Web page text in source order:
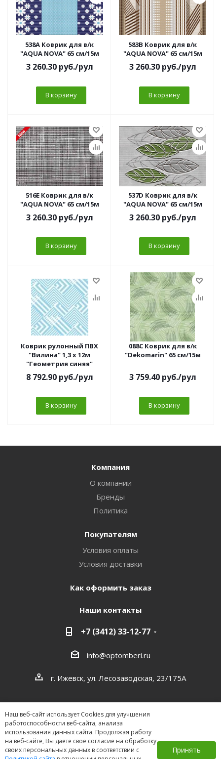
538A Коврик для в/к
"AQUA NOVA" 65 см/15м
3 260.30руб./рул
В корзину
583B Коврик для в/к
"AQUA NOVA" 65 см/15м
3 260.30руб./рул
В корзину
516E Коврик для в/к
"AQUA NOVA" 65 см/15м
3 260.30руб./рул
В корзину
537D Коврик для в/к
"AQUA NOVA" 65 см/15м
3 260.30руб./рул
В корзину
Коврик рулонный ПВХ
"Вилина" 1,3 х 12м
"Геометрия синяя"
8 792.90руб./рул
В корзину
088C Коврик для в/к
"Dekomarin" 65 см/15м
3 759.40руб./рул
В корзину
Наш веб-сайт использует Cookies для улучшения
работоспособности веб-сайта, анализа
использования данных сайта. Продолжая работу
на веб-сайте, Вы даете свое согласие на обработку
своих персональных данных в соответствии с
Принять
Компания
О компании
Бренды
Политика
Покупателям
Условия оплаты
Условия доставки
Как оформить заказ
Наши контакты
+7 (3412) 33-12-77
info@optomberi.ru
г. Ижевск, ул. Лесозаводская, 23/175А
2026 ©